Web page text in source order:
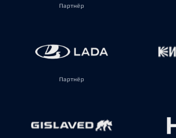
Партнёр
Партнёр